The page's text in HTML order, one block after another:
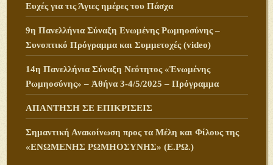
Ευχές για τις Άγιες ημέρες του Πάσχα
9η Πανελλήνια Σύναξη Ενωμένης Ρωμηοσύνης –
Συνοπτικό Πρόγραμμα και Συμμετοχές (video)
14η Πανελλήνια Σύναξη Νεότητος «Ἑνωμένης
Ρωμηοσύνης» – Ἀθήνα 3-4/5/2025 – Πρόγραμμα
ΑΠΑΝΤΗΣΗ ΣΕ ΕΠΙΚΡΙΣΕΙΣ
Σημαντική Ανακοίνωση προς τα Μέλη και Φίλους της
«ΕΝΩΜΕΝΗΣ ΡΩΜΗΟΣΥΝΗΣ» (Ε.ΡΩ.)